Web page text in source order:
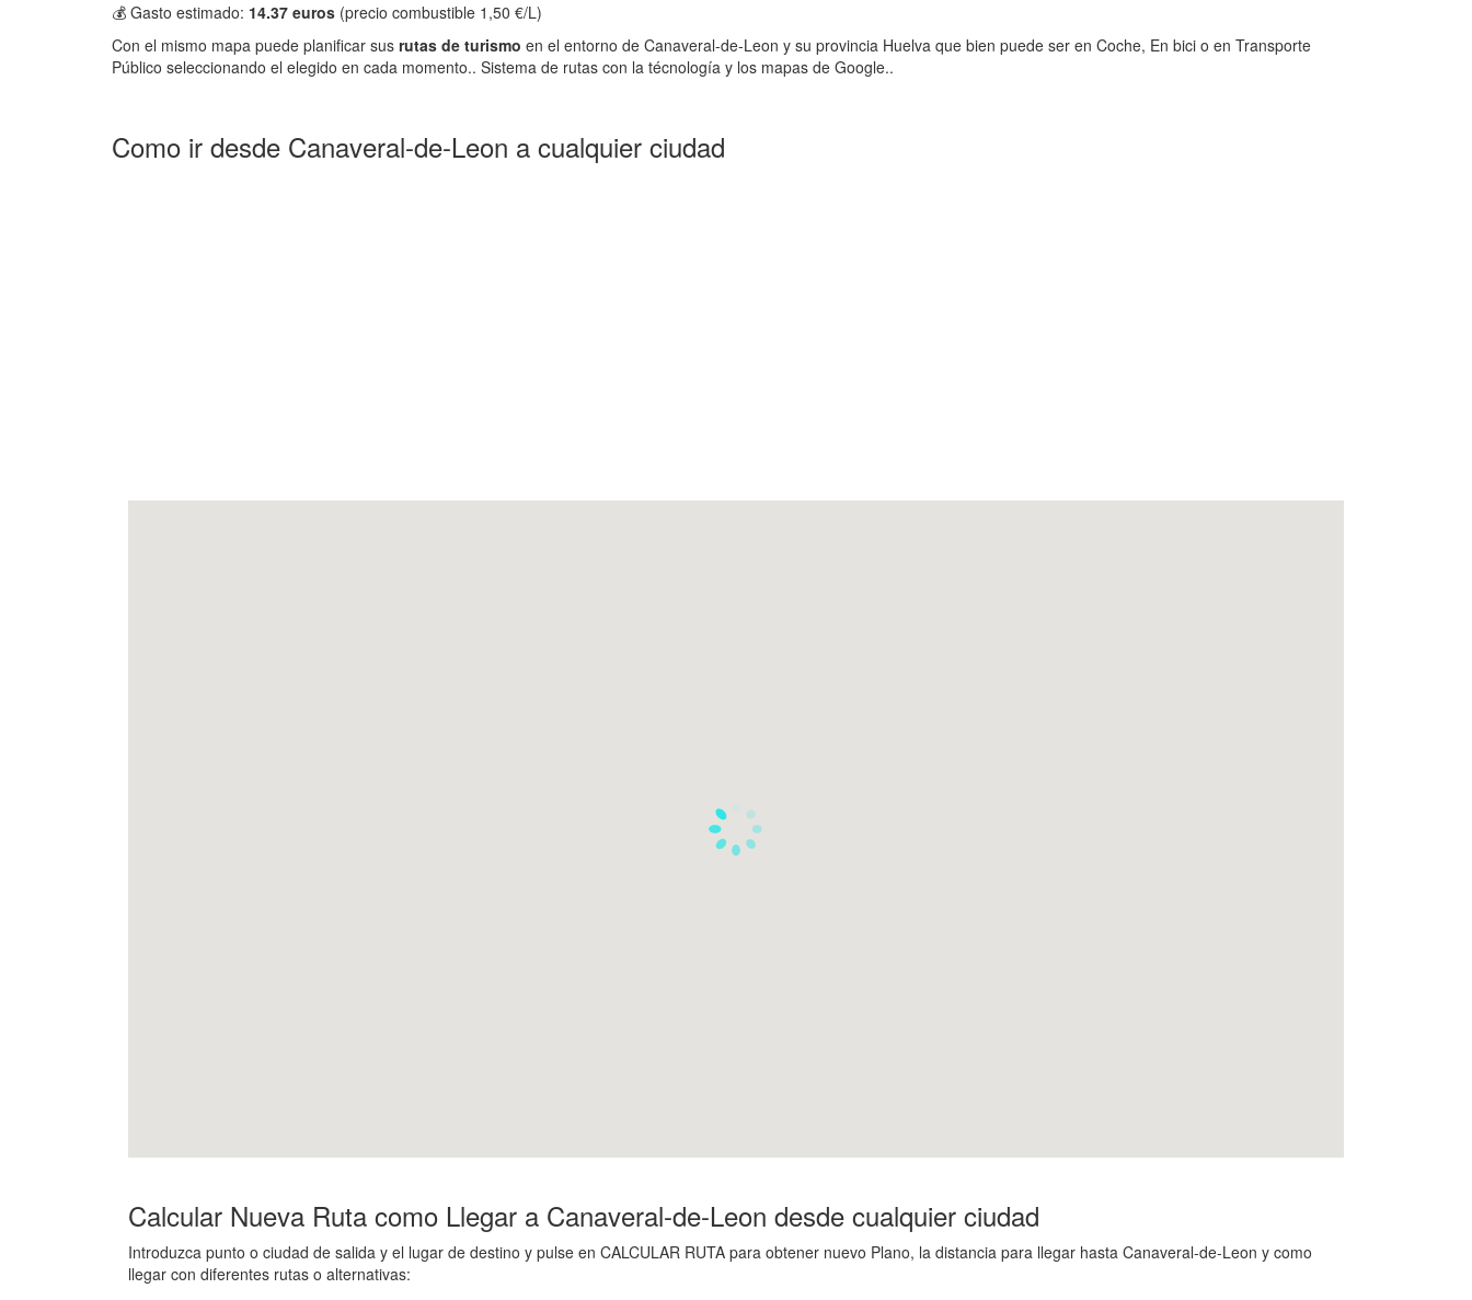
💰 Gasto estimado: 14.37 euros (precio combustible 1,50 €/L)
Con el mismo mapa puede planificar sus rutas de turismo en el entorno de Canaveral-de-Leon y su provincia Huelva que bien puede ser en Coche, En bici o en Transporte
Público seleccionando el elegido en cada momento.. Sistema de rutas con la técnología y los mapas de Google..
Como ir desde Canaveral-de-Leon a cualquier ciudad
Calcular Nueva Ruta como Llegar a Canaveral-de-Leon desde cualquier ciudad
Introduzca punto o ciudad de salida y el lugar de destino y pulse en CALCULAR RUTA para obtener nuevo Plano, la distancia para llegar hasta Canaveral-de-Leon y como
llegar con diferentes rutas o alternativas: